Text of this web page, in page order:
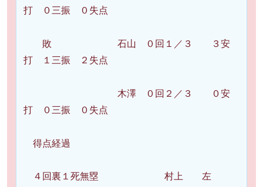
打 ０三振 ０失点
敗 石山 ０回１／３ ３安
打 １三振 ２失点
木澤 ０回２／３ ０安
打 ０三振 ０失点
得点経過
４回裏１死無塁 村上 左